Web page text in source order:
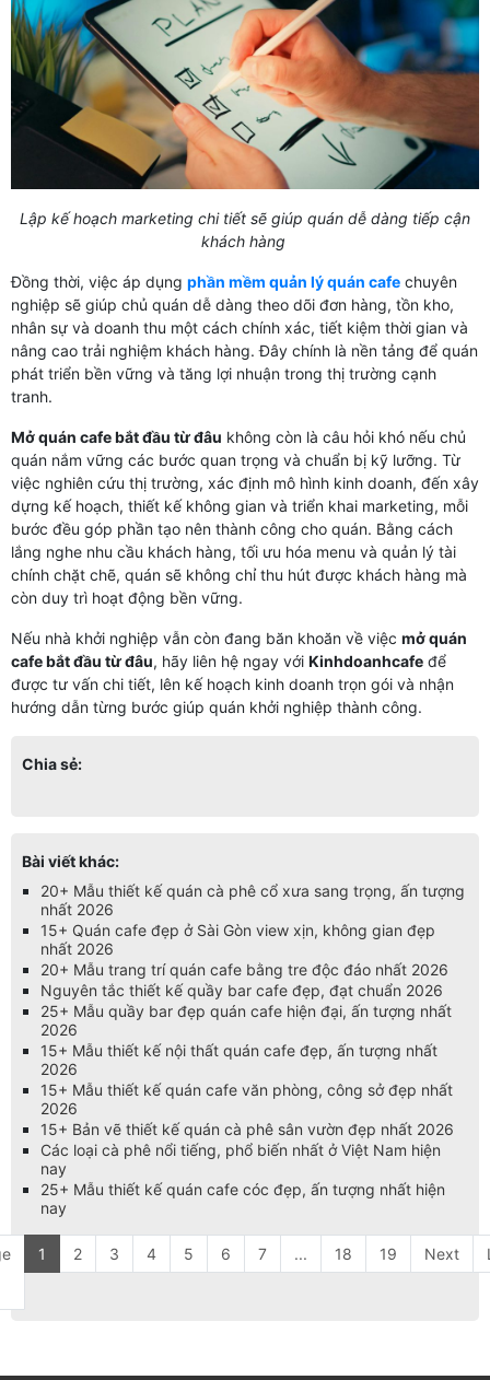
Lập kế hoạch marketing chi tiết sẽ giúp quán dễ dàng tiếp cận
khách hàng
Đồng thời, việc áp dụng phần mềm quản lý quán cafe chuyên
nghiệp sẽ giúp chủ quán dễ dàng theo dõi đơn hàng, tồn kho,
nhân sự và doanh thu một cách chính xác, tiết kiệm thời gian và
nâng cao trải nghiệm khách hàng. Đây chính là nền tảng để quán
phát triển bền vững và tăng lợi nhuận trong thị trường cạnh
tranh.
Mở quán cafe bắt đầu từ đâu không còn là câu hỏi khó nếu chủ
quán nắm vững các bước quan trọng và chuẩn bị kỹ lưỡng. Từ
việc nghiên cứu thị trường, xác định mô hình kinh doanh, đến xây
dựng kế hoạch, thiết kế không gian và triển khai marketing, mỗi
bước đều góp phần tạo nên thành công cho quán. Bằng cách
lắng nghe nhu cầu khách hàng, tối ưu hóa menu và quản lý tài
chính chặt chẽ, quán sẽ không chỉ thu hút được khách hàng mà
còn duy trì hoạt động bền vững.
Nếu nhà khởi nghiệp vẫn còn đang băn khoăn về việc mở quán
cafe bắt đầu từ đâu, hãy liên hệ ngay với Kinhdoanhcafe để
được tư vấn chi tiết, lên kế hoạch kinh doanh trọn gói và nhận
hướng dẫn từng bước giúp quán khởi nghiệp thành công.
Chia sẻ:
Bài viết khác:
20+ Mẫu thiết kế quán cà phê cổ xưa sang trọng, ấn tượng
nhất 2026
15+ Quán cafe đẹp ở Sài Gòn view xịn, không gian đẹp
nhất 2026
20+ Mẫu trang trí quán cafe bằng tre độc đáo nhất 2026
Nguyên tắc thiết kế quầy bar cafe đẹp, đạt chuẩn 2026
25+ Mẫu quầy bar đẹp quán cafe hiện đại, ấn tượng nhất
2026
15+ Mẫu thiết kế nội thất quán cafe đẹp, ấn tượng nhất
2026
15+ Mẫu thiết kế quán cafe văn phòng, công sở đẹp nhất
2026
15+ Bản vẽ thiết kế quán cà phê sân vườn đẹp nhất 2026
Các loại cà phê nổi tiếng, phổ biến nhất ở Việt Nam hiện
nay
25+ Mẫu thiết kế quán cafe cóc đẹp, ấn tượng nhất hiện
nay
1 2 3 4 5 6 7 ... 18 19 Next